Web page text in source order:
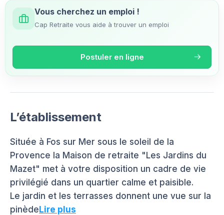
Vous cherchez un emploi !
Cap Retraite vous aide à trouver un emploi
Postuler en ligne
L’établissement
Située à Fos sur Mer sous le soleil de la
Provence la Maison de retraite "Les Jardins du
Mazet" met à votre disposition un cadre de vie
privilégié dans un quartier calme et paisible.
Le jardin et les terrasses donnent une vue sur la
pinèdeLire plus